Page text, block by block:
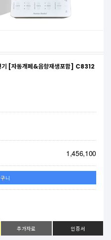
기 [자동개폐&음향재생포함] C8312
1,456,100
니
추가자료 인증서